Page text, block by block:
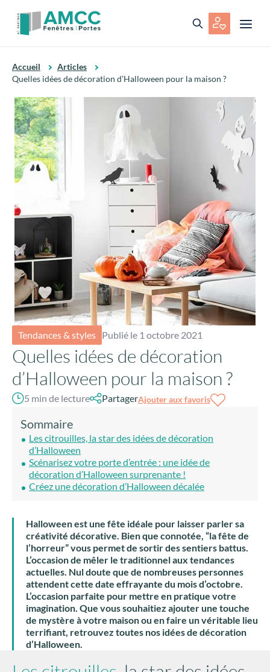
Accueil
Articles
Quelles idées de décoration d’Halloween pour la maison ?
Tendances & styles Publié le 1 octobre 2021
Quelles idées de décoration
d’Halloween pour la maison ?
5 min de lecture PartagerAjouter aux favoris
Sommaire
Les citrouilles, la star des idées de décoration
d’Halloween
Scénarisez votre porte d’entrée : une idée de
décoration d’Halloween surprenante !
Créez une décoration d’Halloween décalée
Halloween est une fête idéale pour laisser parler sa
créativité décorative. Bien que connotée, “la fête de
l’horreur” vous permet de sortir des sentiers battus.
L’occasion de mêler le traditionnel aux tendances
actuelles. Nul doute que de nombreuses personnes
attendent cette date effrayante du mois d’octobre.
L’occasion parfaite pour mettre en pratique votre
imagination. Que vous souhaitiez ajouter une touche
de mystère à votre maison ou en faire un véritable lieu
terrifiant, retrouvez toutes nos idées de décoration
d’Halloween.